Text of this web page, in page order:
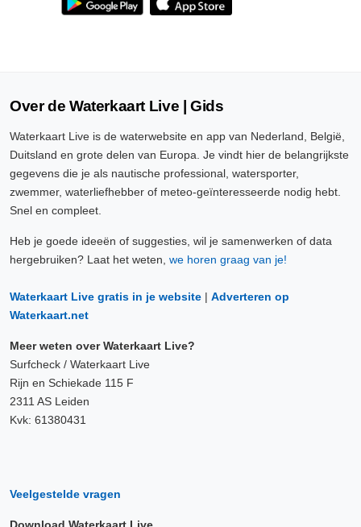
Over de Waterkaart Live | Gids
Waterkaart Live is de waterwebsite en app van Nederland, België,
Duitsland en grote delen van Europa. Je vindt hier de belangrijkste
gegevens die je als nautische professional, watersporter,
zwemmer, waterliefhebber of meteo-geïnteresseerde nodig hebt.
Snel en compleet.
Heb je goede ideeën of suggesties, wil je samenwerken of data
hergebruiken? Laat het weten, we horen graag van je!
Waterkaart Live gratis in je website | Adverteren op
Waterkaart.net
Meer weten over Waterkaart Live?
Surfcheck / Waterkaart Live
Rijn en Schiekade 115 F
2311 AS Leiden
Kvk: 61380431
Veelgestelde vragen